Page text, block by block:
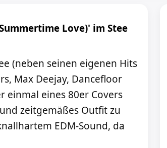
Love)' im Stee
(neben seinen eigenen Hits
Max Deejay, Dancefloor
einmal eines 80er Covers
zeitgemäßes Outfit zu
EDM-Sound, da